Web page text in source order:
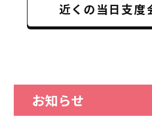
近くの当日支度
お知らせ